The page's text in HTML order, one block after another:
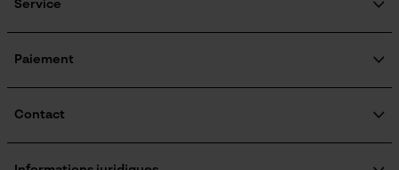
Engagement social
Inscription à la newsletter
Service
KOX Catalogue
Informations sur les frais de livraison
Paiement
Contact